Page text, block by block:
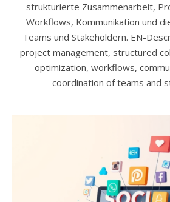
strukturierte Zusammenarbeit,
Workflows, Kommunikation und
Teams und Stakeholdern. EN-
project management, structured
optimization, workflows,
coordination of teams and